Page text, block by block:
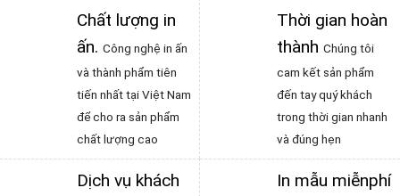
Chất lượng in
ấn. Công nghệ in ấn
và thành phẩm tiên
tiến nhất tại Việt Nam
để cho ra sản phẩm
chất lượng cao
Thời gian hoàn
thành Chúng tôi
cam kết sản phẩm
đến tay quý khách
trong thời gian nhanh
và đúng hẹn
Dịch vụ khách
In mẫu miễnphí